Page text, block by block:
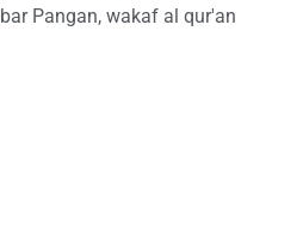
Pangan, wakaf al qur'an